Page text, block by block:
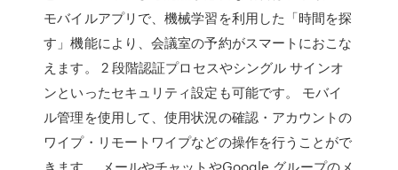
モバイルアプリで、機械学習を利用した「時間を探
す」機能により、会議室の予約がスマートにおこな
えます。 2 段階認証プロセスやシングル サインオ
ンといったセキュリティ設定も可能です。 モバイ
ル管理を使用して、使用状況の確認・アカウントの
ワイプ・リモートワイプなどの操作を行うことがで
きます。 メールやチャットやGoogle グループのメ